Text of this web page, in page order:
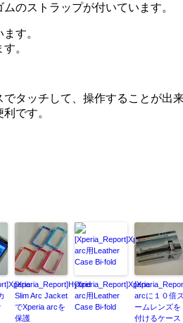
のストラップが付いています。
す。
。
タッチして、操作することが出
です。
[Xperia_Report]Hybrid
Slim Arc Jacket
でXperia arcを
保護
[Xperia_Report]Xperia
arc用Leather
Case Bi-fold
arcに１０倍
ームレンズを
付けるケース